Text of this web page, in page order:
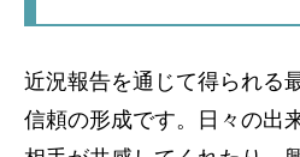
近況報告を通じて得られる
信頼の形成です。日々の出